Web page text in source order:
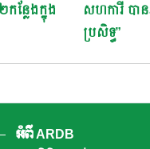
ន្លែងក្នុង
សហការី បាន
ប្រសិទ្ធ”
អំពី ARDB